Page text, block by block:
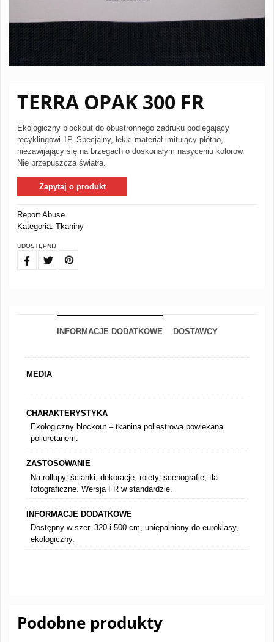
TERRA OPAK 300 FR
Ekologiczny blockout do obustronnego zadruku podlegający
recyklingowi 1P. Specjalny, lekki materiał imitujący płótno,
niezawijający się na brzegach o doskonałym nasyceniu kolorów.
Nie przepuszcza światła.
Zapytaj o produkt
Report Abuse
Kategoria: Tkaniny
UDOSTĘPNIJ
INFORMACJE DODATKOWE DOSTAWCY
MEDIA
CHARAKTERYSTYKA
Ekologiczny blockout – tkanina poliestrowa powlekana
poliuretanem.
ZASTOSOWANIE
Na rollupy, ścianki, dekoracje, rolety, scenografie, tła
fotograficzne. Wersja FR w standardzie.
INFORMACJE DODATKOWE
Dostępny w szer. 320 i 500 cm, uniepalniony do euroklasy,
ekologiczny.
Podobne produkty